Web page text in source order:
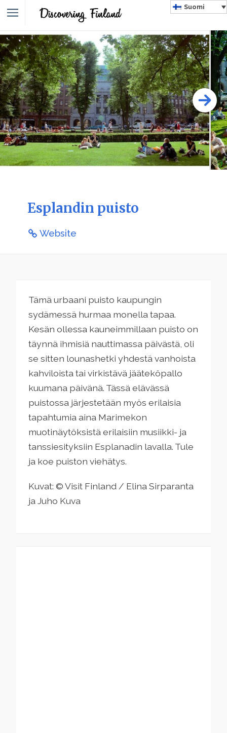
Suomi
Esplandin puisto
Website
Tämä urbaani puisto kaupungin
sydämessä hurmaa monella tapaa.
Kesän ollessa kauneimmillaan puisto on
täynnä ihmisiä nauttimassa päivästä, oli
se sitten lounashetki yhdestä vanhoista
kahviloista tai virkistävä jääteköpallo
kuumana päivänä. Tässä elävässä
puistossa järjestetään myös erilaisia
tapahtumia aina Marimekon
muotinäytöksistä erilaisiin musiikki- ja
tanssiesityksiin Esplanadin lavalla. Tule
ja koe puiston viehätys.
Kuvat: © Visit Finland / Elina Sirparanta
ja Juho Kuva